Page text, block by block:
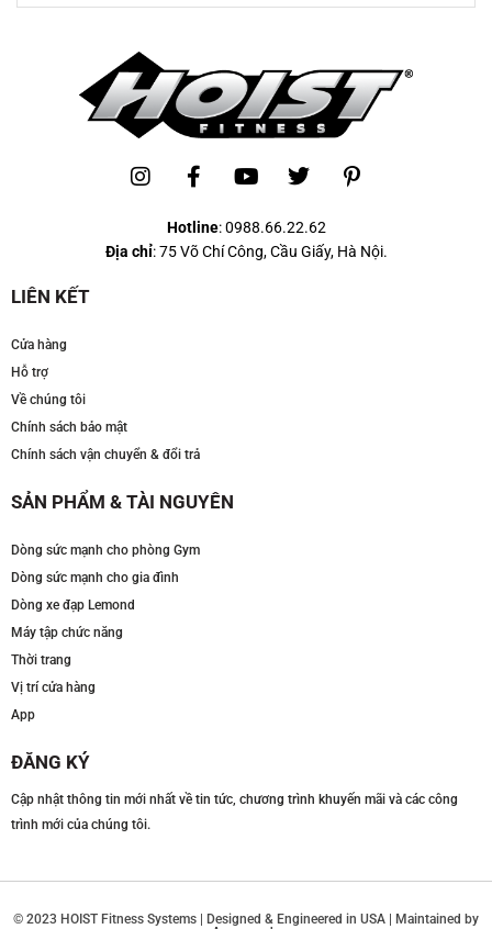
Hotline:0988.66.22.62
Địa chỉ: 75 Võ Chí Công, Cầu Giấy, Hà Nội.
LIÊN KẾT
Cửa hàng
Hỗ trợ
Về chúng tôi
Chính sách bảo mật
Chính sách vận chuyển & đổi trả
SẢN PHẨM & TÀI NGUYÊN
Dòng sức mạnh cho phòng Gym
Dòng sức mạnh cho gia đình
Dòng xe đạp Lemond
Máy tập chức năng
Thời trang
Vị trí cửa hàng
App
ĐĂNG KÝ
Cập nhật thông tin mới nhất về tin tức, chương trình khuyến mãi và các công
trình mới của chúng tôi.
© 2023 HOIST Fitness Systems | Designed & Engineered in USA | Maintained by